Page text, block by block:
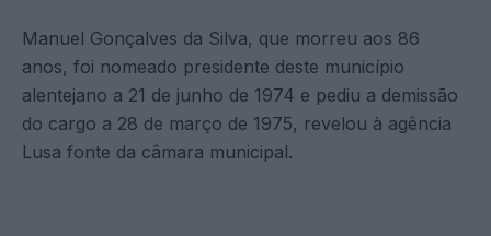
Manuel Gonçalves da Silva, que morreu aos 86
anos, foi nomeado presidente deste município
alentejano a 21 de junho de 1974 e pediu a demissão
do cargo a 28 de março de 1975, revelou à agência
Lusa fonte da câmara municipal.